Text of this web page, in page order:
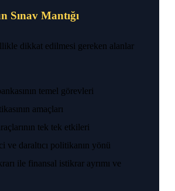
Sınav Mantığı
dikkat edilmesi gereken alanlar
temel görevleri
amaçları
tek tek etkileri
ve daraltıcı politikanın yönü
ile finansal istikrar ayrımı ve